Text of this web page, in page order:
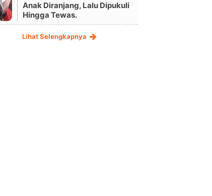
Anak Diranjang, Lalu Dipukuli
Hingga Tewas.
Lihat Selengkapnya